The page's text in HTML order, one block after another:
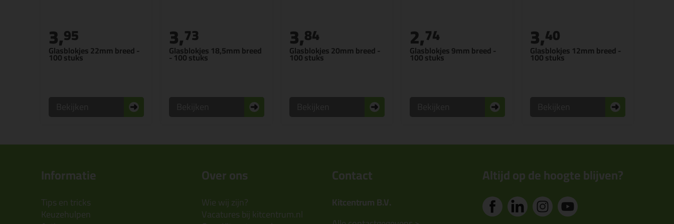
Glasblokjes 22mm breed -
100 stuks
3,95
Glasblokjes 18,5mm breed
- 100 stuks
3,73
Glasblokjes 20mm breed -
100 stuks
3,84
Glasblokjes 9mm breed -
100 stuks
2,74
Glasblokjes 12mm breed -
100 stuks
3,40
Informatie
Tips en tricks
Keuzehulpen
Over ons
Wie wij zijn?
Vacatures bij kitcentrum.nl
Contact
Kitcentrum B.V.
Altijd op de hoogte blijven?